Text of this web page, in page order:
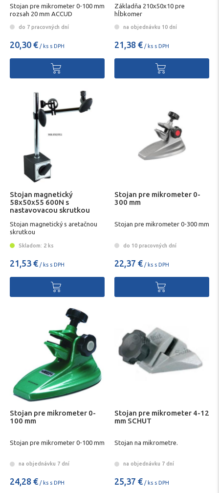
Stojan pre mikrometer 0-100 mm
rozsah 20 mm ACCUD
do 7 pracovných dní
20,30 € / ks s DPH
Základňa 210x50x10 pre
hĺbkomer
na objednávku 10 dní
21,38 € / ks s DPH
Stojan magnetický
58x50x55 600N s
nastavovacou skrutkou
Stojan magnetický s aretačnou
skrutkou
Skladom: 2 ks
21,53 € / ks s DPH
Stojan pre mikrometer 0-
300 mm
Stojan pre mikrometer 0-300 mm
do 10 pracovných dní
22,37 € / ks s DPH
Stojan pre mikrometer 0-
100 mm
Stojan pre mikrometer 0-100 mm
na objednávku 7 dní
24,28 € / ks s DPH
Stojan pre mikrometer 4-12
mm SCHUT
Stojan na mikrometre.
na objednávku 7 dní
25,37 € / ks s DPH